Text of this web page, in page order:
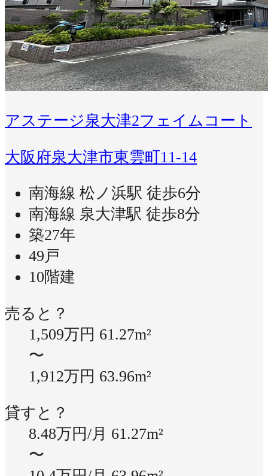
アステージ泉大津2フェイムコート
大阪府泉大津市東雲町11-14
南海線 松ノ浜駅 徒歩6分
南海線 泉大津駅 徒歩8分
築27年
49戸
10階建
売ると？
1,509万円 61.27m²
〜
1,912万円 63.96m²
貸すと？
8.48万円/月 61.27m²
〜